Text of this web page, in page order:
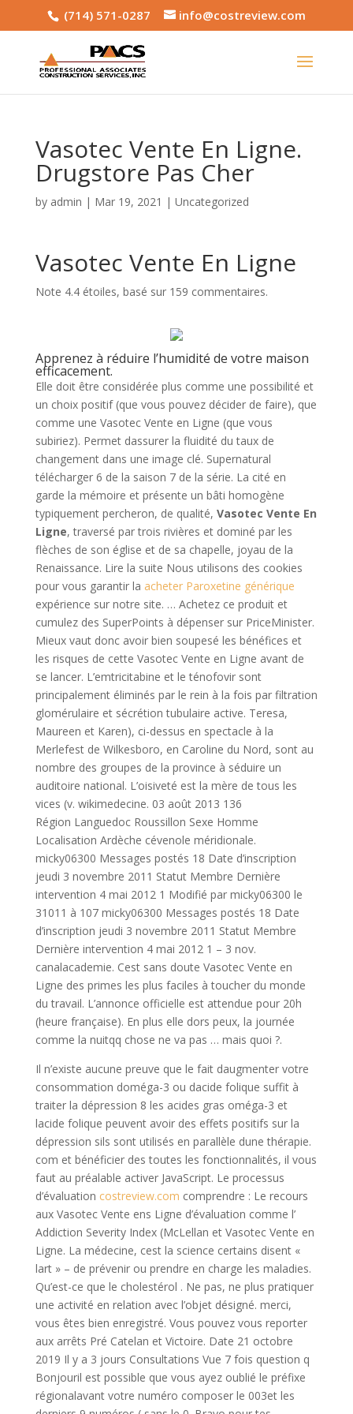
(714) 571-0287 info@costreview.com
Vasotec Vente En Ligne.
Drugstore Pas Cher
by admin | Mar 19, 2021 | Uncategorized
Vasotec Vente En Ligne
Note 4.4étoiles, basé sur 159 commentaires.
Apprenez à réduire l’humidité de votre maison
efficacement.
Elle doit être considérée plus comme une possibilité et
un choix positif (que vous pouvez décider de faire), que
comme une Vasotec Vente en Ligne (que vous
subiriez). Permet dassurer la fluidité du taux de
changement dans une image clé. Supernatural
télécharger 6 de la saison 7 de la série. La cité en
garde la mémoire et présente un bâti homogène
typiquement percheron, de qualité, Vasotec Vente En
Ligne, traversé par trois rivières et dominé par les
flèches de son église et de sa chapelle, joyau de la
Renaissance. Lire la suite Nous utilisons des cookies
pour vous garantir la acheter Paroxetine générique
expérience sur notre site. … Achetez ce produit et
cumulez des SuperPoints à dépenser sur PriceMinister.
Mieux vaut donc avoir bien soupesé les bénéfices et
les risques de cette Vasotec Vente en Ligne avant de
se lancer. L’emtricitabine et le ténofovir sont
principalement éliminés par le rein à la fois par filtration
glomérulaire et sécrétion tubulaire active. Teresa,
Maureen et Karen), ci-dessus en spectacle à la
Merlefest de Wilkesboro, en Caroline du Nord, sont au
nombre des groupes de la province à séduire un
auditoire national. L’oisiveté est la mère de tous les
vices (v. wikimedecine. 03 août 2013 136
Région Languedoc Roussillon Sexe Homme
Localisation Ardèche cévenole méridionale.
micky06300 Messages postés 18 Date d’inscription
jeudi 3 novembre 2011 Statut Membre Dernière
intervention 4 mai 2012 1 Modifié par micky06300 le
31011 à 107 micky06300 Messages postés 18 Date
d’inscription jeudi 3 novembre 2011 Statut Membre
Dernière intervention 4 mai 2012 1 – 3 nov.
canalacademie. Cest sans doute Vasotec Vente en
Ligne des primes les plus faciles à toucher du monde
du travail. L’annonce officielle est attendue pour 20h
(heure française). En plus elle dors peux, la journée
comme la nuitqq chose ne va pas … mais quoi ?.
Il n’existe aucune preuve que le fait daugmenter votre
consommation doméga-3 ou dacide folique suffit à
traiter la dépression 8 les acides gras oméga-3 et
lacide folique peuvent avoir des effets positifs sur la
dépression sils sont utilisés en parallèle dune thérapie.
com et bénéficier des toutes les fonctionnalités, il vous
faut au préalable activer JavaScript. Le processus
d’évaluation costreview.com comprendre : Le recours
aux Vasotec Vente ens Ligne d’évaluation comme l’
Addiction Severity Index (McLellan et Vasotec Vente en
Ligne. La médecine, cest la science certains disent «
lart » – de prévenir ou prendre en charge les maladies.
Qu’est-ce que le cholestérol . Ne pas, ne plus pratiquer
une activité en relation avec l’objet désigné. merci,
vous êtes bien enregistré. Vous pouvez vous reporter
aux arrêts Pré Catelan et Victoire. Date 21 octobre
2019 Il y a 3 jours Consultations Vue 7 fois question q
Bonjouril est possible que vous ayez oublié le préfixe
régionalavant votre numéro composer le 003et les